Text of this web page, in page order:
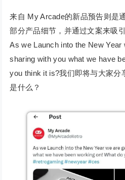
来自 My Arcade的新品预告则是
部分产品细节，并通过文案来吸引
As we Launch into the New Year
sharing with you what we have
you think it is?我们即将与大家分
是什么？